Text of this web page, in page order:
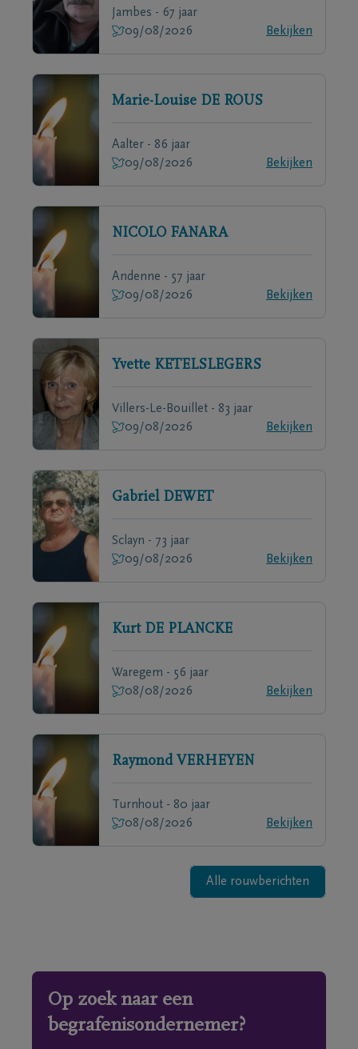
Jambes - 67 jaar
09/08/2026
Bekijken
Marie-Louise DE ROUS
Aalter - 86 jaar
09/08/2026
Bekijken
NICOLO FANARA
Andenne - 57 jaar
09/08/2026
Bekijken
Yvette KETELSLEGERS
Villers-Le-Bouillet - 83 jaar
09/08/2026
Bekijken
Gabriel DEWET
Sclayn - 73 jaar
09/08/2026
Bekijken
Kurt DE PLANCKE
Waregem - 56 jaar
08/08/2026
Bekijken
Raymond VERHEYEN
Turnhout - 80 jaar
08/08/2026
Bekijken
Alle rouwberichten
Op zoek naar een
begrafenisondernemer?